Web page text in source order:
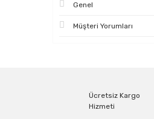
Genel
Müşteri Yorumları
Ücretsiz Kargo
Hizmeti